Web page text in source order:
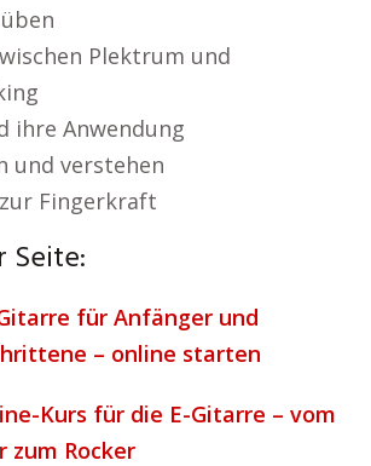
Plektrum und
ihre Anwendung
und verstehen
Fingerkraft
Seite:
für Anfänger und
– online starten
Kurs für die E-Gitarre – vom
zum Rocker